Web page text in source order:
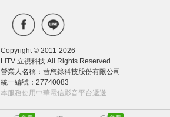
Copyright © 2011-2026
LiTV 立視科技 All Rights Reserved.
營業人名稱：替您錄科技股份有限公司
統一編號：27740083
本服務使用中華電信影音平台遞送